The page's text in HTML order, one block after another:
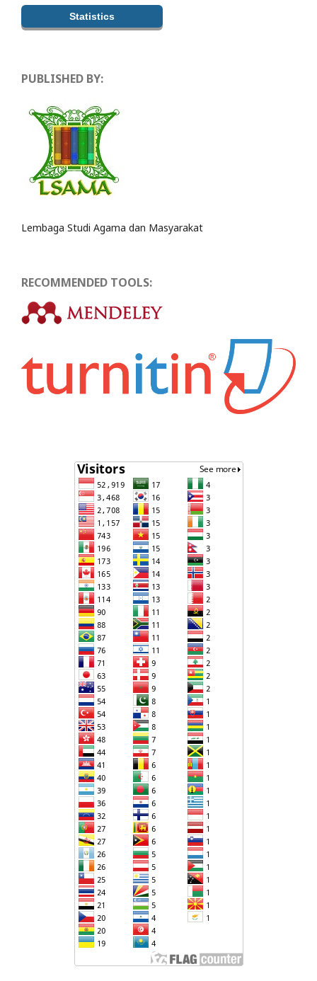
Statistics
PUBLISHED BY:
Lembaga Studi Agama dan Masyarakat
RECOMMENDED TOOLS: